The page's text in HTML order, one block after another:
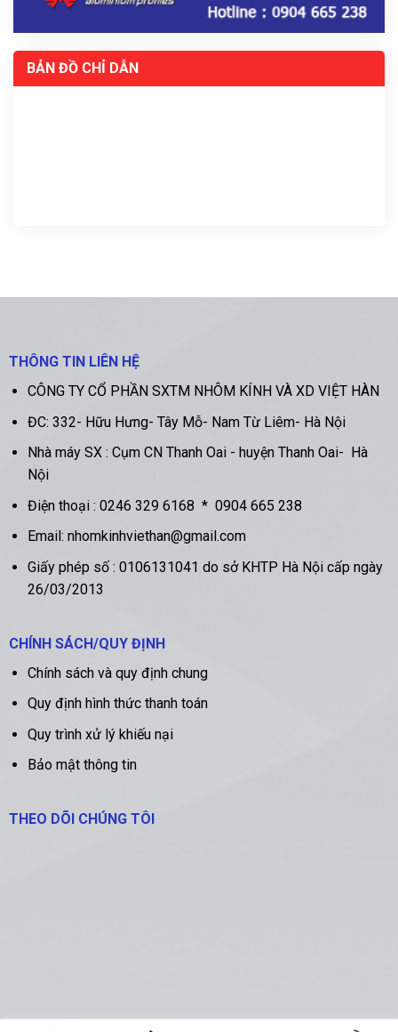
BẢN ĐỒ CHỈ DẪN
THÔNG TIN LIÊN HỆ
CÔNG TY CỔ PHẦN SXTM NHÔM KÍNH VÀ XD VIỆT HÀN
ĐC: 332- Hữu Hưng- Tây Mỗ- Nam Từ Liêm- Hà Nội
Nhà máy SX : Cụm CN Thanh Oai - huyện Thanh Oai- Hà
Nội
Điện thoại : 0246 329 6168 * 0904 665 238
Email: nhomkinhviethan@gmail.com
Giấy phép số : 0106131041 do sở KHTP Hà Nội cấp ngày
26/03/2013
CHÍNH SÁCH/QUY ĐỊNH
Chính sách và quy định chung
Quy định hình thức thanh toán
Quy trình xử lý khiếu nại
Bảo mật thông tin
THEO DÕI CHÚNG TÔI